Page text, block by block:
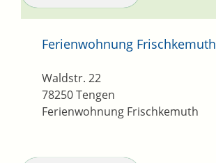
Ferienwohnung Frischkemuth
Ferienwohnung Frischkemuth
Waldstr. 22
78250Tengen